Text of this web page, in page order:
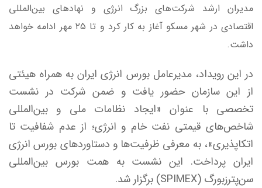
مدیران ارشد شرکت‌های بزرگ انرژی و نهاد‌های بین‌المللی
اقتصادی در شهر مسکو آغاز به کار کرد و تا ۲۵ مهر ادامه خواهد
داشت.
در این رویداد، مدیرعامل بورس انرژی ایران به همراه هیئتی
از این سازمان حضور یافت و ضمن شرکت در نشست
تخصصی با عنوان «ایجاد نظامات ملی و بین‌المللی
شاخص‌های قیمتی نفت خام و انرژی؛ از عدم شفافیت تا
اتکاپذیری»، به معرفی ظرفیت‌ها و دستاورد‌های بورس انرژی
ایران پرداخت. این نشست به همت بورس بین‌المللی
سن‌پترزبورگ (SPIMEX) برگزار شد.